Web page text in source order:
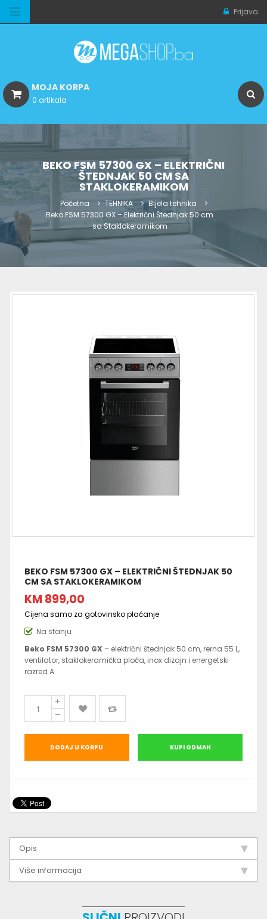
Prijava
MOJA KORPA
0 artikala
BEKO FSM 57300 GX – ELEKTRIČNI
ŠTEDNJAK 50 CM SA
STAKLOKERAMIKOM
Početna TEHNIKA
Bijela tehnika
Beko FSM 57300 GX – Električni Štednjak 50 cm
sa Staklokeramikom
BEKO FSM 57300 GX – ELEKTRIČNI ŠTEDNJAK 50
CM SA STAKLOKERAMIKOM
KM 899,00
Cijena samo za gotovinsko plaćanje
Na stanju
Beko FSM 57300 GX – električni štednjak 50 cm, rerna 55 L,
ventilator, staklokeramička ploča, inox dizajn i energetski
razred A.
DODAJ U KORPU KUPI ODMAH
Opis
Više informacija